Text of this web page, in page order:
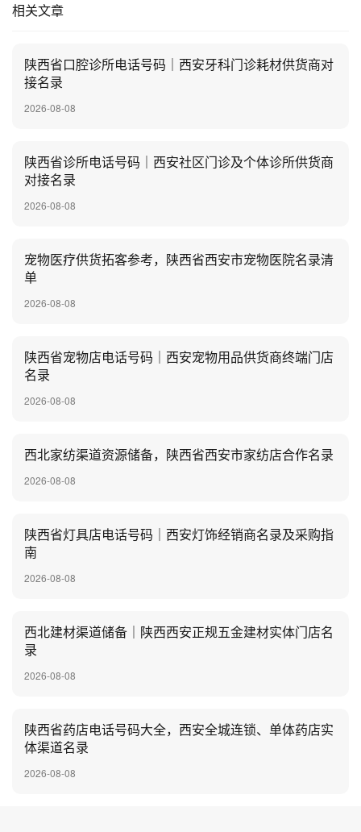
相关文章
陕西省口腔诊所电话号码｜西安牙科门诊耗材供货商对
接名录
2026-08-08
陕西省诊所电话号码｜西安社区门诊及个体诊所供货商
对接名录
2026-08-08
宠物医疗供货拓客参考，陕西省西安市宠物医院名录清
单
2026-08-08
陕西省宠物店电话号码｜西安宠物用品供货商终端门店
名录
2026-08-08
西北家纺渠道资源储备，陕西省西安市家纺店合作名录
2026-08-08
陕西省灯具店电话号码｜西安灯饰经销商名录及采购指
南
2026-08-08
西北建材渠道储备｜陕西西安正规五金建材实体门店名
录
2026-08-08
陕西省药店电话号码大全，西安全城连锁、单体药店实
体渠道名录
2026-08-08